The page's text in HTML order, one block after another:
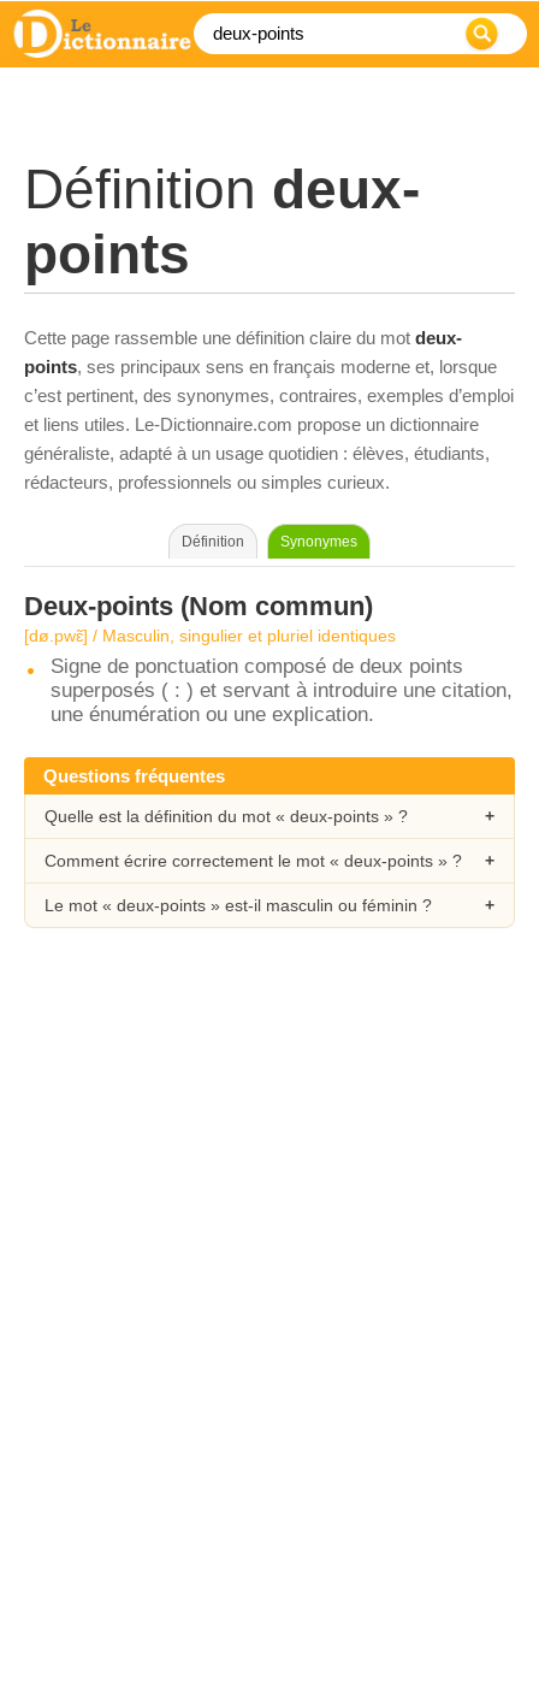
Définition deux-
points
Cette page rassemble une définition claire du mot deux-
points, ses principaux sens en français moderne et, lorsque
c’est pertinent, des synonymes, contraires, exemples d’emploi
et liens utiles. Le-Dictionnaire.com propose un dictionnaire
généraliste, adapté à un usage quotidien : élèves, étudiants,
rédacteurs, professionnels ou simples curieux.
Définition Synonymes
Deux-points (Nom commun)
[dø.pwɛ̃] / Masculin, singulier et pluriel identiques
Signe de ponctuation composé de deux points
superposés ( : ) et servant à introduire une citation,
une énumération ou une explication.
Questions fréquentes
Quelle est la définition du mot « deux-points » ?
Comment écrire correctement le mot « deux-points » ?
Le mot « deux-points » est-il masculin ou féminin ?